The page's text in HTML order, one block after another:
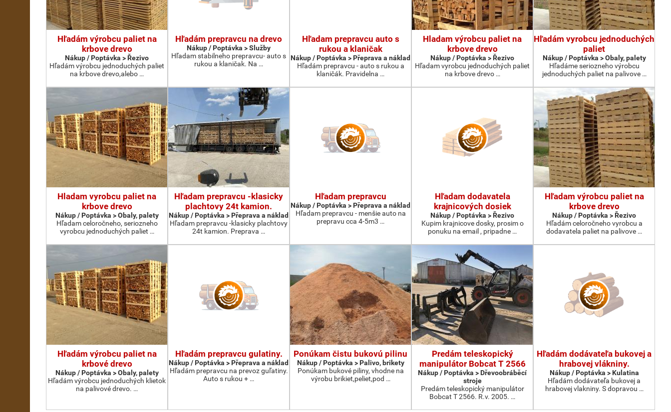
Hľadám výrobcu paliet na
krbove drevo
Nákup / Poptávka > Řezivo
Hľadám výrobcu jednoduchých paliet
na krbove drevo,alebo …
Hľadám prepravcu na drevo
Nákup / Poptávka > Služby
Hľadam stabilneho prepravcu- auto s
rukou a klaničak. Na …
Hľadam prepravcu auto s
rukou a klaničak
Nákup / Poptávka > Přeprava a náklad
Hľadám prepravcu - auto s rukou a
klaničák. Pravidelna …
Hladam výrobcu paliet na
krbove drevo
Nákup / Poptávka > Řezivo
Hľadam vyrobcu jednoduchých paliet
na krbove drevo …
Hľadám vyrobcu jednoduchých
paliet
Nákup / Poptávka > Obaly, palety
Hľadáme seriozneho výrobcu
jednoduchých paliet na palivove …
Hladam vyrobcu paliet na
krbove drevo
Nákup / Poptávka > Obaly, palety
Hľadam celoročneho, seriozneho
vyrobcu jednoduchých paliet …
Hľadam prepravcu -klasicky
plachtovy 24t kamion.
Nákup / Poptávka > Přeprava a náklad
Hľadam prepravcu -klasicky plachtovy
24t kamion. Preprava …
Hľadam prepravcu
Nákup / Poptávka > Přeprava a náklad
Hľadam prepravcu - menšie auto na
prepravu cca 4-5m3 …
Hľadam dodavatela
krajnicových dosiek
Nákup / Poptávka > Řezivo
Kupim krajnicove dosky, prosim o
ponuku na email , pripadne …
Hľadam výrobcu paliet na
krbove drevo
Nákup / Poptávka > Řezivo
Hľadám celoročneho vyrobcu a
dodavatela paliet na palivove …
Hľadám výrobcu paliet na
krbové drevo
Nákup / Poptávka > Obaly, palety
Hľadám výrobcu jednoduchých klietok
na palivové drevo. …
Hľadám prepravcu gulatiny.
Nákup / Poptávka > Přeprava a náklad
Hľadám prepravcu na prevoz guľatiny.
Auto s rukou + …
Ponúkam čistu bukovú pilinu
Nákup / Poptávka > Palivo, brikety
Ponúkam bukové piliny, vhodne na
výrobu brikiet,peliet,pod …
Predám teleskopický
manipulátor Bobcat T 2566
Nákup / Poptávka > Dřevoobráběcí
stroje
Predám teleskopický manipulátor
Bobcat T 2566. R.v. 2005. …
Hľadám dodávateľa bukovej a
hrabovej vlákniny.
Nákup / Poptávka > Kulatina
Hľadám dodávateľa bukovej a
hrabovej vlakniny. S dopravou …